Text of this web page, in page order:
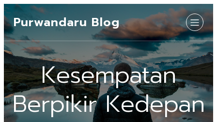
Purwandaru Blog
Kesempatan
Berpikir Kedepan